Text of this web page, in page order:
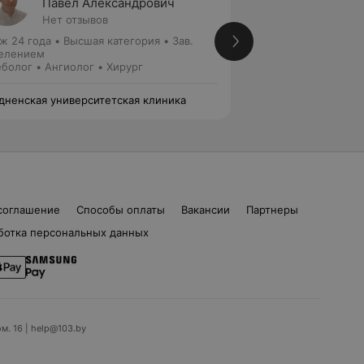
Нет отзывов
24 года • Высшая категория • Зав.
• Ангиолог • Хирург
университетская клиника
Способы оплаты Вакансии
Партнеры
персональных данных
16 | help@103.by